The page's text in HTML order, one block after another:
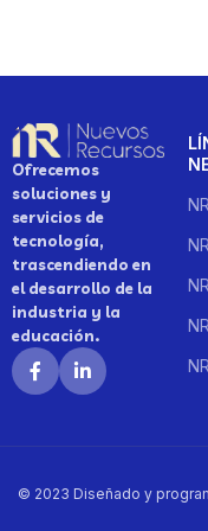
Ofrecemos
soluciones y
servicios de
tecnología,
trascendiendo en
el desarrollo de la
industria y la
educación.
© 2023 Diseñado y